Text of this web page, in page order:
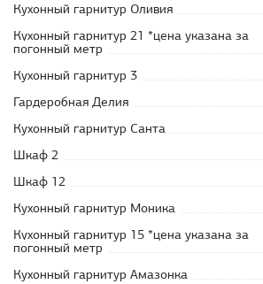
Кухонный гарнитур Оливия
Кухонный гарнитур 21 *цена указана за
погонный метр
Кухонный гарнитур 3
Гардеробная Делия
Кухонный гарнитур Санта
Шкаф 2
Шкаф 12
Кухонный гарнитур Моника
Кухонный гарнитур 15 *цена указана за
погонный метр
Кухонный гарнитур Амазонка